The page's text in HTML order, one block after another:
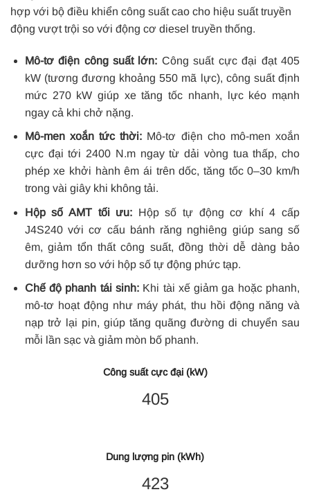
hợp với bộ điều khiển công suất cao cho hiệu suất truyền
động vượt trội so với động cơ diesel truyền thống.
Mô-tơ điện công suất lớn: Công suất cực đại đạt 405
kW (tương đương khoảng 550 mã lực), công suất định
mức 270 kW giúp xe tăng tốc nhanh, lực kéo mạnh
ngay cả khi chở nặng.
Mô-men xoắn tức thời: Mô-tơ điện cho mô-men xoắn
cực đại tới 2400 N.m ngay từ dải vòng tua thấp, cho
phép xe khởi hành êm ái trên dốc, tăng tốc 0–30 km/h
trong vài giây khi không tải.
Hộp số AMT tối ưu: Hộp số tự động cơ khí 4 cấp
J4S240 với cơ cấu bánh răng nghiêng giúp sang số
êm, giảm tổn thất công suất, đồng thời dễ dàng bảo
dưỡng hơn so với hộp số tự động phức tạp.
Chế độ phanh tái sinh:Khi tài xế giảm ga hoặc phanh,
mô-tơ hoạt động như máy phát, thu hồi động năng và
nạp trở lại pin, giúp tăng quãng đường di chuyển sau
mỗi lần sạc và giảm mòn bố phanh.
Công suất cực đại (kW)
405
Dung lượng pin (kWh)
423